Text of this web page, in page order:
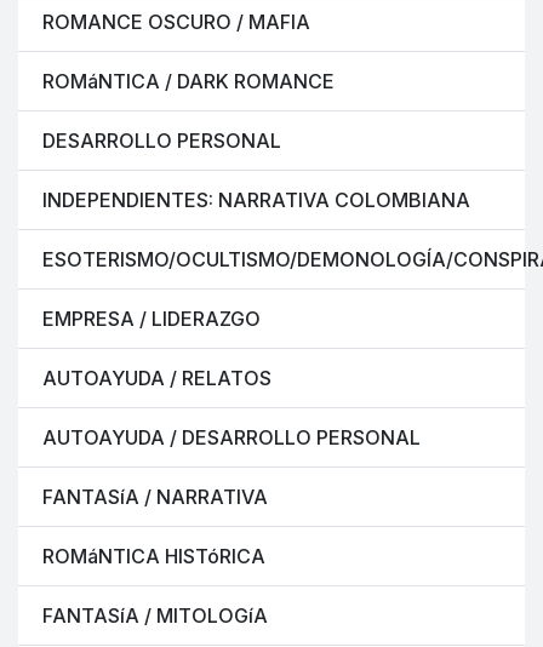
ROMANCE OSCURO / MAFIA
ROMáNTICA / DARK ROMANCE
DESARROLLO PERSONAL
INDEPENDIENTES: NARRATIVA COLOMBIANA
ESOTERISMO/OCULTISMO/DEMONOLOGÍA/
EMPRESA / LIDERAZGO
AUTOAYUDA / RELATOS
AUTOAYUDA / DESARROLLO PERSONAL
FANTASíA / NARRATIVA
ROMáNTICA HISTóRICA
FANTASíA / MITOLOGíA